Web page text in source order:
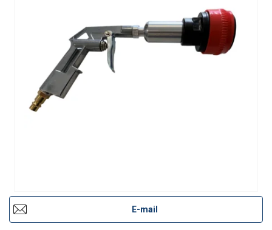
E-mail